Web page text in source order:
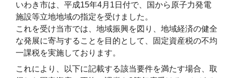
いわき市は、平成15年4月1日付で、国から原子力発電
施設等立地地域の指定を受けました。
これを受け当市では、地域振興を図り、地域経済の健全
な発展に寄与することを目的として、固定資産税の不均
一課税を実施しております。
これにより、以下に記載する該当要件を満たす場合、取